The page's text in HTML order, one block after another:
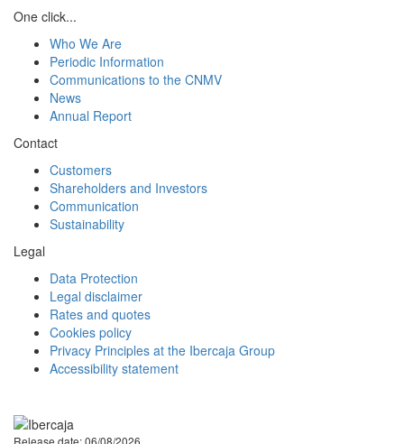
One click...
Who We Are
Periodic Information
Communications to the CNMV
News
Annual Report
Contact
Customers
Shareholders and Investors
Communication
Sustainability
Legal
Data Protection
Legal disclaimer
Rates and quotes
Cookies policy
Privacy Principles at the Ibercaja Group
Accessibility statement